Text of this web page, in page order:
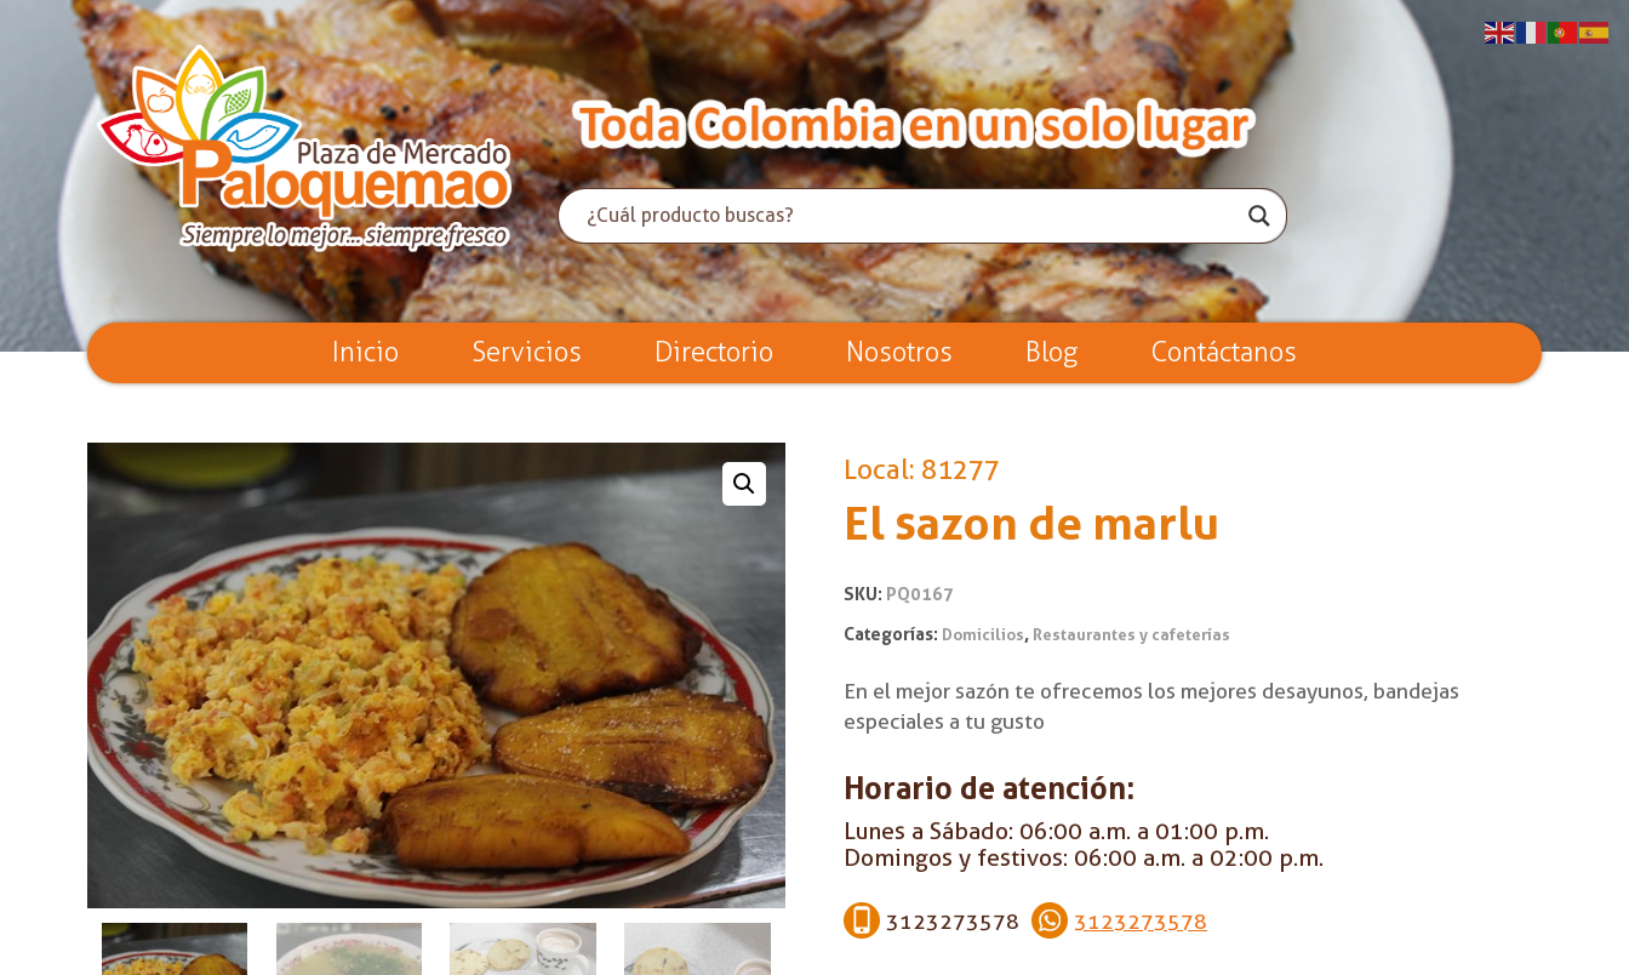
Inicio Servicios Directorio Nosotros Blog Contáctanos
Local: 81277
El sazon de marlu
SKU: PQ0167
Categorías: Domicilios, Restaurantes y cafeterías
En el mejor sazón te ofrecemos los mejores desayunos, bandejas
especiales a tu gusto
Horario de atención:
Lunes a Sábado: 06:00 a.m. a 01:00 p.m.
Domingos y festivos: 06:00 a.m. a 02:00 p.m.
3123273578 3123273578